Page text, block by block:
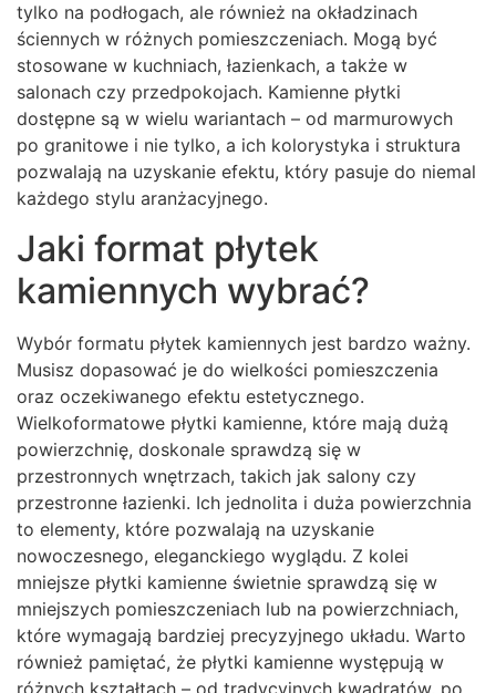
tylko na podłogach, ale również na okładzinach
ściennych w różnych pomieszczeniach. Mogą być
stosowane w kuchniach, łazienkach, a także w
salonach czy przedpokojach. Kamienne płytki
dostępne są w wielu wariantach – od marmurowych
po granitowe i nie tylko, a ich kolorystyka i struktura
pozwalają na uzyskanie efektu, który pasuje do niemal
każdego stylu aranżacyjnego.
Jaki format płytek
kamiennych wybrać?
Wybór formatu płytek kamiennych jest bardzo ważny.
Musisz dopasować je do wielkości pomieszczenia
oraz oczekiwanego efektu estetycznego.
Wielkoformatowe płytki kamienne, które mają dużą
powierzchnię, doskonale sprawdzą się w
przestronnych wnętrzach, takich jak salony czy
przestronne łazienki. Ich jednolita i duża powierzchnia
to elementy, które pozwalają na uzyskanie
nowoczesnego, eleganckiego wyglądu. Z kolei
mniejsze płytki kamienne świetnie sprawdzą się w
mniejszych pomieszczeniach lub na powierzchniach,
które wymagają bardziej precyzyjnego układu. Warto
również pamiętać, że płytki kamienne występują w
różnych kształtach – od tradycyjnych kwadratów, po